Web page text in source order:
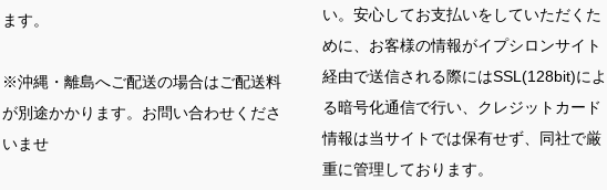
ます。
※沖縄・離島へご配送の場合はご配送料
が別途かかります。お問い合わせくださ
いませ
い。安心してお支払いをしていただくた
めに、お客様の情報がイプシロンサイト
経由で送信される際にはSSL(128bit)によ
る暗号化通信で行い、クレジットカード
情報は当サイトでは保有せず、同社で厳
重に管理しております。